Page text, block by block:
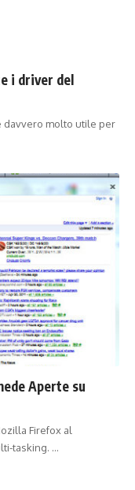
i driver del
davvero molto utile per
Aperte su
Firefox al
tasking. …